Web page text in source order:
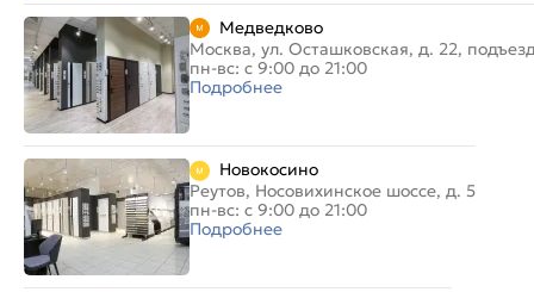
Медведково
Москва, ул. Осташковская, д. 22,
пн-вс: с 9:00 до 21:00
Подробнее
Новокосино
Реутов, Носовихинское шоссе, д. 5
пн-вс: с 9:00 до 21:00
Подробнее